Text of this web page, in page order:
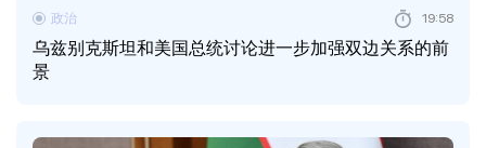
乌兹别克斯坦和美国总统讨论进一步加强双边关系的前
景
政治 19:58